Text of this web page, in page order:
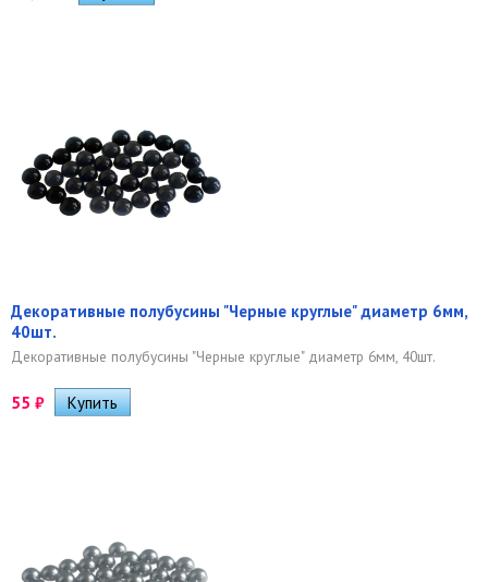
Декоративные полубусины "Черные круглые" диаметр 6мм,
40шт.
Декоративные полубусины "Черные круглые" диаметр 6мм, 40шт.
55 ₽